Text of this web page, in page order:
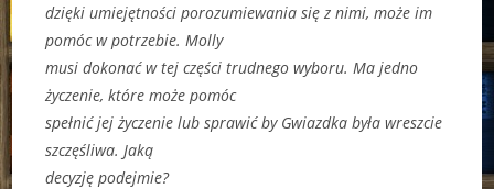
dzięki umiejętności porozumiewania się z nimi, może im
pomóc w potrzebie. Molly
musi dokonać w tej części trudnego wyboru. Ma jedno
życzenie, które może pomóc
spełnić jej życzenie lub sprawić by Gwiazdka była wreszcie
szczęśliwa. Jaką
decyzję podejmie?